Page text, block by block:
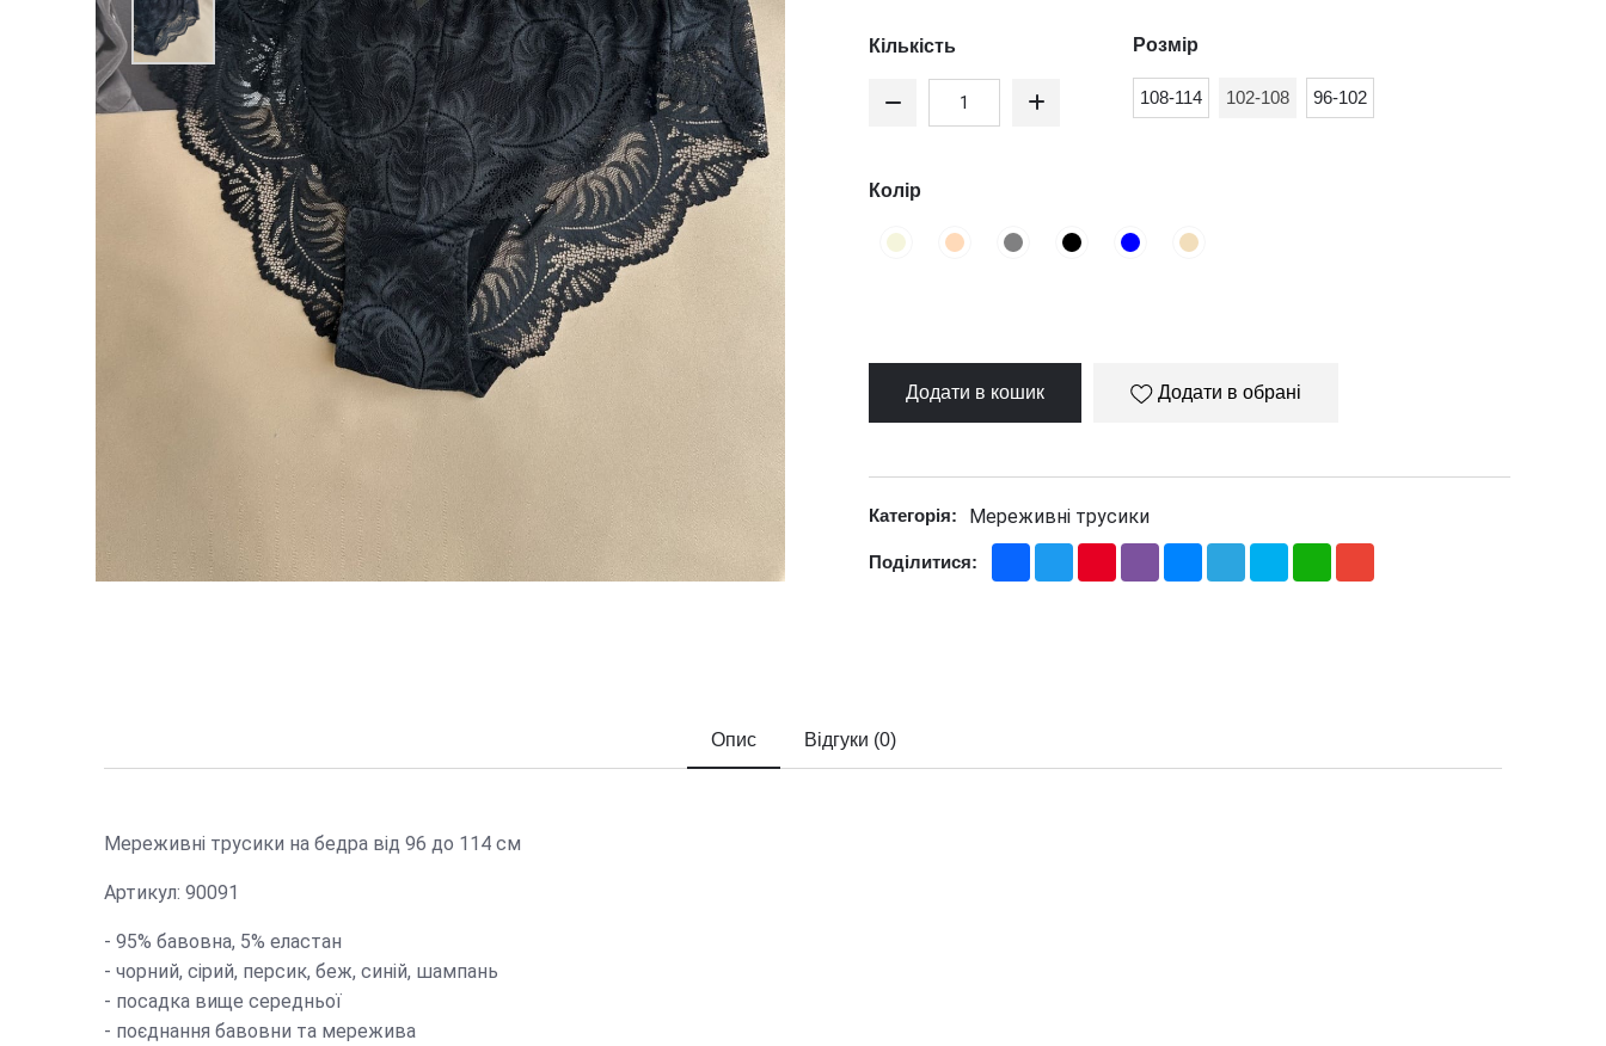
Кількість Розмір
108-114 102-108 96-102
Колір
Додати в кошик Додати в обрані
Категорія: Мереживні трусики
Поділитися: Facebook
TwitterPinterestViber Messenger
TelegramSkypeWhatsApp
Опис Відгуки (0)
Мереживні трусики на бедра від 96 до 114 см
Артикул: 90091
- 95% бавовна, 5% еластан
- чорний, сірий, персик, беж, синій, шампань
- посадка вище середньої
- поєднання бавовни та мережива